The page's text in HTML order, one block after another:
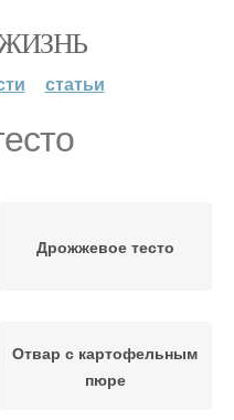
статьи
Дрожжевое тесто
Отвар с картофельным
пюре